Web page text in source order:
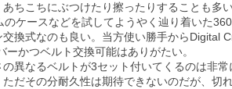
ちこちにぶつけたり擦ったりすることも多
ケースなどを試してようやく辿り着いた360
換式なのも良い。当方使い勝手からDigital
ーかつベルト交換可能はありがたい。
の異なるベルトが3セット付いてくるのは非
だその分耐久性は期待できないのだが、切